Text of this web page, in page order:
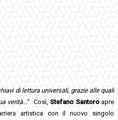
di lettura universali, grazie alle quali
verità…”. Così,Stefano Santoroapre
artistica con il nuovo singolo